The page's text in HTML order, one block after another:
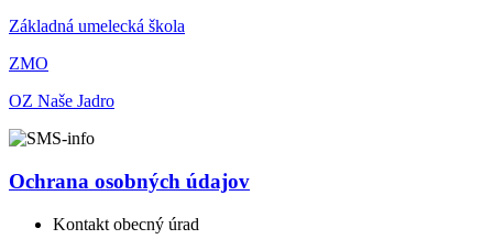
Základná umelecká škola
ZMO
OZ Naše Jadro
Ochrana osobných údajov
Kontakt obecný úrad